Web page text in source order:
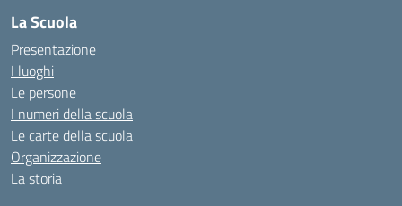
La Scuola
Presentazione
I luoghi
Le persone
I numeri della scuola
Le carte della scuola
Organizzazione
La storia